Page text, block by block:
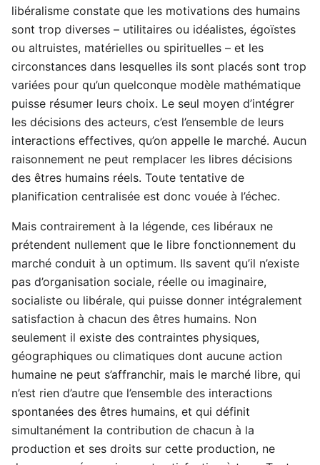
libéralisme constate que les motivations des humains
sont trop diverses – utilitaires ou idéalistes, égoïstes
ou altruistes, matérielles ou spirituelles – et les
circonstances dans lesquelles ils sont placés sont trop
variées pour qu’un quelconque modèle mathématique
puisse résumer leurs choix. Le seul moyen d’intégrer
les décisions des acteurs, c’est l’ensemble de leurs
interactions effectives, qu’on appelle le marché. Aucun
raisonnement ne peut remplacer les libres décisions
des êtres humains réels. Toute tentative de
planification centralisée est donc vouée à l’échec.
Mais contrairement à la légende, ces libéraux ne
prétendent nullement que le libre fonctionnement du
marché conduit à un optimum. Ils savent qu’il n’existe
pas d’organisation sociale, réelle ou imaginaire,
socialiste ou libérale, qui puisse donner intégralement
satisfaction à chacun des êtres humains. Non
seulement il existe des contraintes physiques,
géographiques ou climatiques dont aucune action
humaine ne peut s’affranchir, mais le marché libre, qui
n’est rien d’autre que l’ensemble des interactions
spontanées des êtres humains, et qui définit
simultanément la contribution de chacun à la
production et ses droits sur cette production, ne